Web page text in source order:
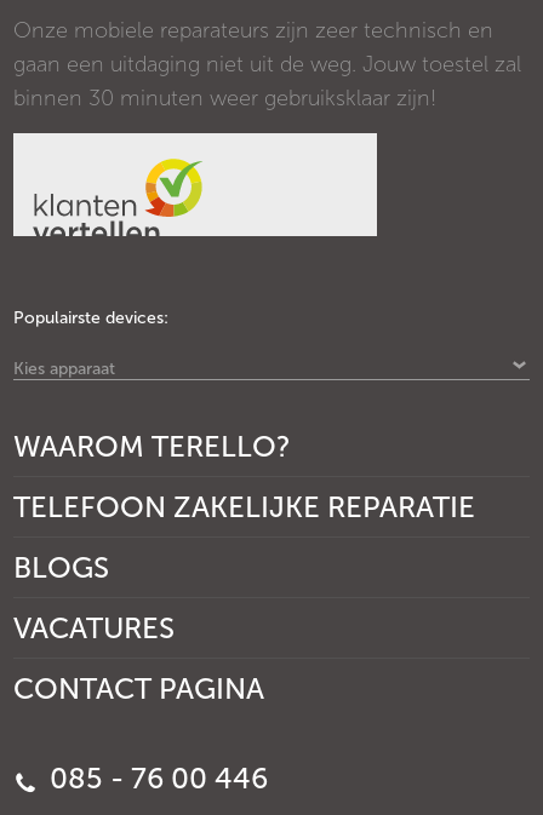
Onze mobiele reparateurs zijn zeer technisch en
gaan een uitdaging niet uit de weg. Jouw toestel zal
binnen 30 minuten weer gebruiksklaar zijn!
Populairste devices:
Kies apparaat
WAAROM TERELLO?
TELEFOON ZAKELIJKE REPARATIE
BLOGS
VACATURES
CONTACT PAGINA
085 - 76 00 446